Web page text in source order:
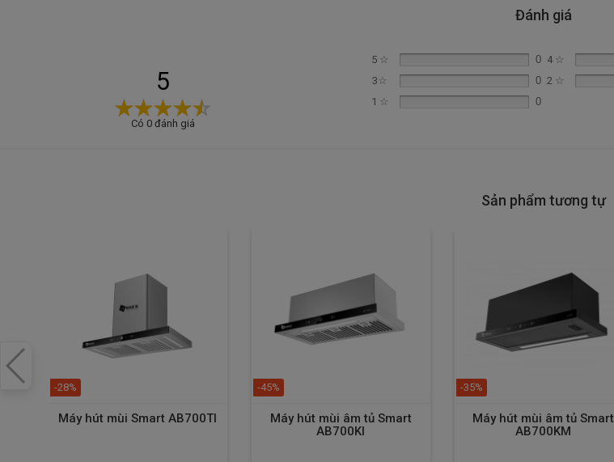
Đánh giá
5
Có 0 đánh giá
5 ☆ 0 4 ☆
3☆
0 2 ☆
1 ☆
0
Sản phẩm tương tự
-28%
Máy hút mùi Smart AB700TI
-45%
Máy hút mùi âm tủ Smart
AB700KI
-35%
Máy hút mùi âm tủ Smart
AB700KM